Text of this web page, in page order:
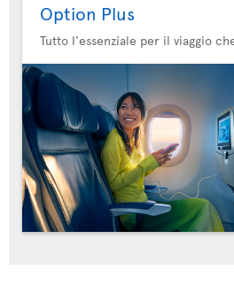
Option Plus
Tutto l'essenziale per il viaggio